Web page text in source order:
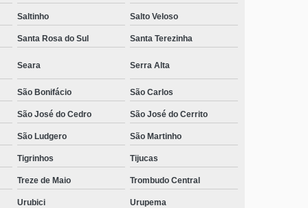
clínica para dependentes químicos adolescentes
Sagrado Coração de Jesus
clínica de reabilitação para dependentes químico
contato Parque Guarani
contato de clínica para dependente químico menor de
idade Capivari
clínica de reabilitação química com psicóloga contato
Saltinho Salto Veloso
Santa Rosa do Sul Santa Terezinha
Seara Serra Alta
São Bonifácio São Carlos
São José do Cedro São José do Cerrito
São Ludgero São Martinho
Tigrinhos Tijucas
Treze de Maio Trombudo Central
Urubici Urupema